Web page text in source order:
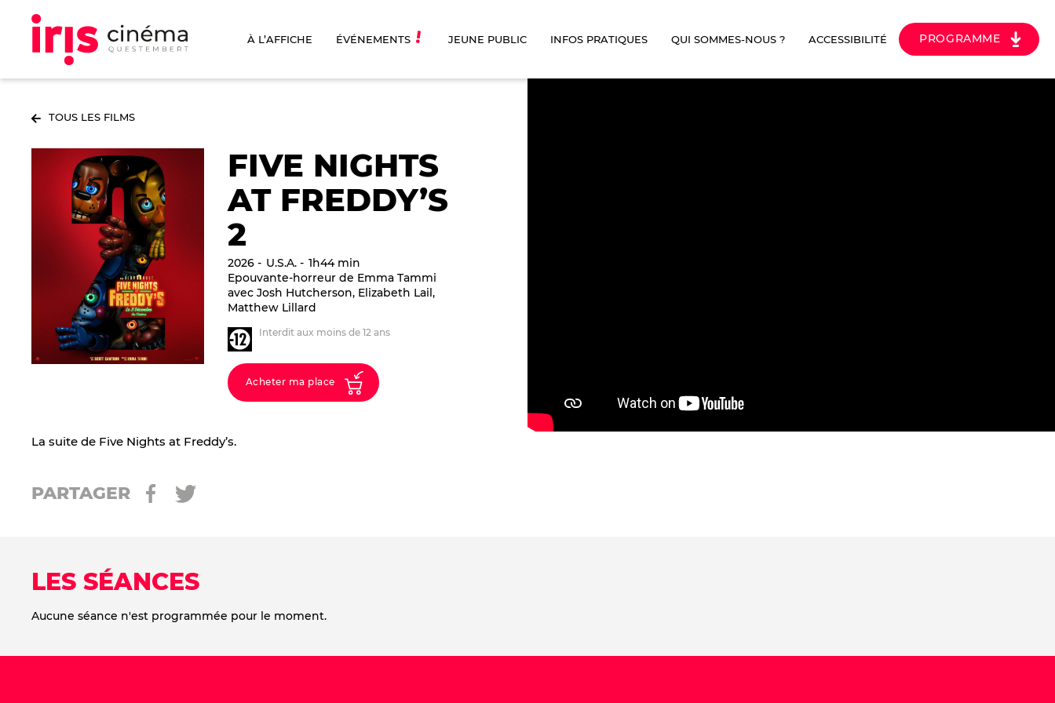
À L’AFFICHE ÉVÉNEMENTS JEUNE PUBLIC INFOS PRATIQUES QUI SOMMES-NOUS ? ACCESSIBILITÉ PROGRAMME
TOUS LES FILMS
FIVE NIGHTS
AT FREDDY’S
2
2026 U.S.A.
1h44 min
Epouvante-horreur de Emma Tammi
avec Josh Hutcherson, Elizabeth Lail,
Matthew Lillard
Interdit aux moins de 12 ans
Acheter ma place
La suite de Five Nights at Freddy’s.
PARTAGER
LES SÉANCES
Aucune séance n'est programmée pour le moment.